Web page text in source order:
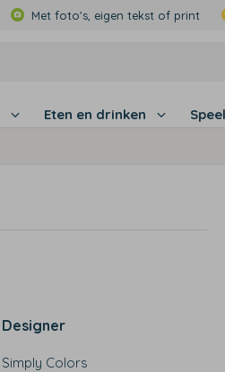
Met foto's, eigen tekst of print
Eten en drinken
Designer
Simply Colors